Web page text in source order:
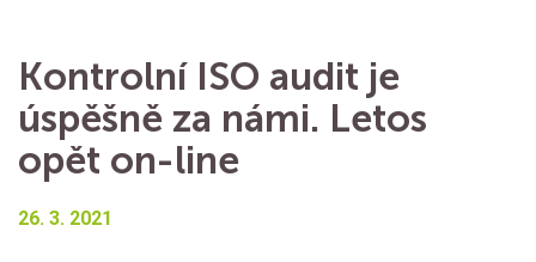
Kontrolní ISO audit je
úspěšně za námi. Letos
opět on-line
26. 3. 2021